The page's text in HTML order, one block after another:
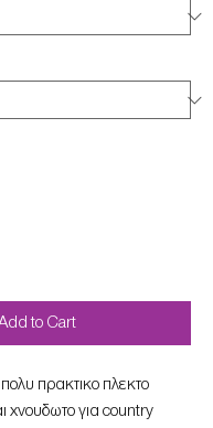
to Cart
πρακτικο πλεκτο
χνουδωτο για country